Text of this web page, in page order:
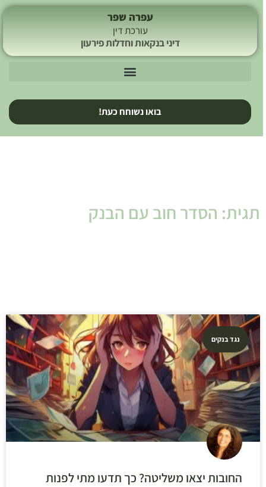
עפרה שפר
עורכת דין
דיני בנקאות וחדלות פירעון
בואו נשוחח כעת!
תגית: הסדר חוב עם הבנק
נגד בנקים
החובות יצאו משליטה? כך תדעו מתי לפנות